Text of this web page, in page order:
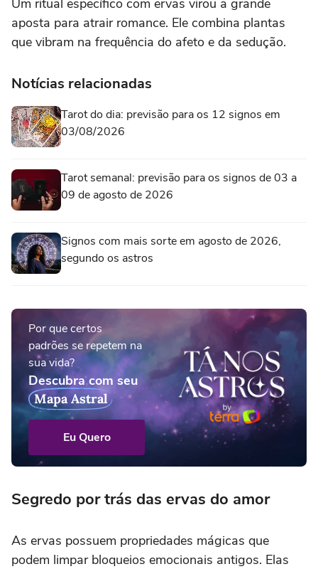
aposta para atrair romance. Ele combina plantas
que vibram na frequência do afeto e da sedução.
Notícias relacionadas
Tarot do dia: previsão para os 12 signos em
03/08/2026
Tarot semanal: previsão para os signos de 03 a
09 de agosto de 2026
Signos com mais sorte em agosto de 2026,
segundo os astros
Por que certos
padrões se repetem na
sua vida?
Descubra com seu
Mapa Astral
Eu Quero
Segredo por trás das ervas do amor
As ervas possuem propriedades mágicas que
podem limpar bloqueios emocionais antigos. Elas